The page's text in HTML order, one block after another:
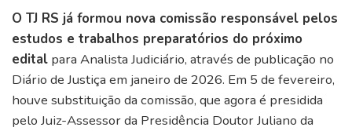
O TJ RS já formou nova comissão responsável pelos
estudos e trabalhos preparatórios do próximo
edital para Analista Judiciário, através de publicação no
Diário de Justiça em janeiro de 2026. Em 5 de fevereiro,
houve substituição da comissão, que agora é presidida
pelo Juiz-Assessor da Presidência Doutor Juliano da